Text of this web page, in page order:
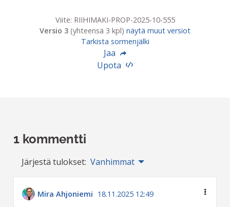
Viite: RIIHIMAKI-PROP-2025-10-555
Versio 3 (yhteensä 3 kpl) näytä muut versiot
Tarkista sormenjälki
Jaa
Upota
1 kommentti
Järjestä tulokset: Vanhimmat
Mira Ahjoniemi 18.11.2025 12:49